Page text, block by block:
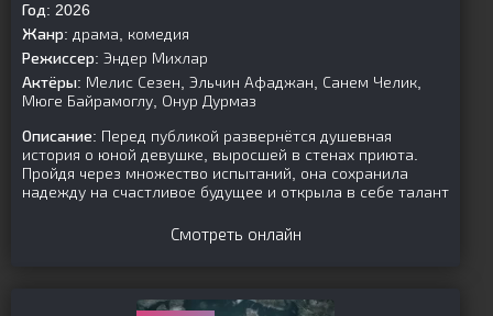
Год: 2026
Жанр: драма, комедия
Режиссер: Эндер Михлар
Актёры: Мелис Сезен, Эльчин Афаджан, Санем Челик,
Мюге Байрамоглу, Онур Дурмаз
Описание: Перед публикой развернётся душевная
история о юной девушке, выросшей в стенах приюта.
Пройдя через множество испытаний, она сохранила
надежду на счастливое будущее и открыла в себе талант
Смотреть онлайн